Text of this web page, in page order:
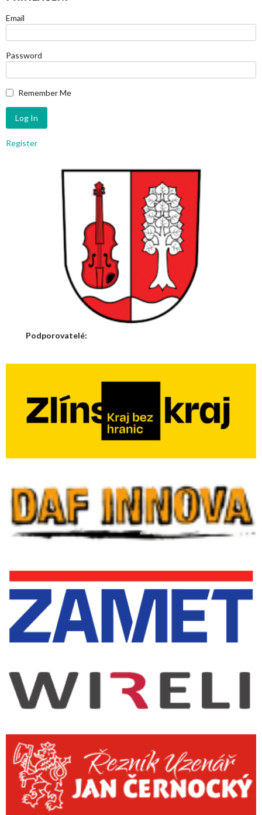
Email
Password
Remember Me
Register
Podporovatelé: